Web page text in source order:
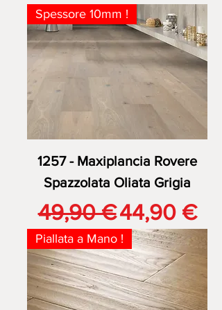
Spessore 10mm !
1257 - Maxiplancia Rovere
Spazzolata Oliata Grigia
Prezzo regolare
49,90 €Prezzo
44,90 €
Piallata a Mano !